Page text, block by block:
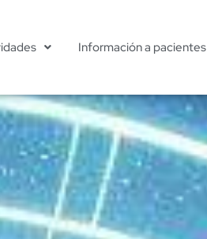
Información a pacientes